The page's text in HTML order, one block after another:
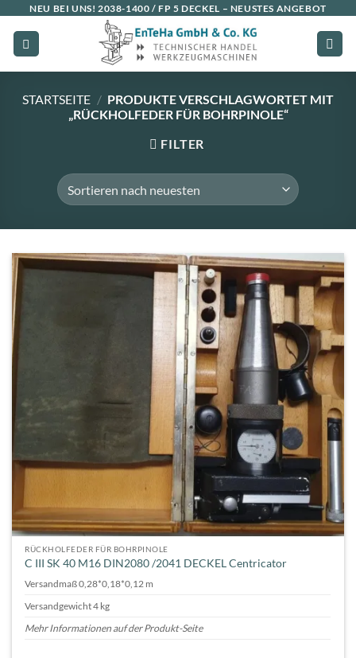
Inhalt
springen
NEU BEI UNS! 2038-1400 / FP 5 DECKEL – NEUSTES ANGEBOT
STARTSEITE / PRODUKTE VERSCHLAGWORTET MIT
„RÜCKHOLFEDER FÜR BOHRPINOLE“
FILTER
RÜCKHOLFEDER FÜR BOHRPINOLE
C III SK 40 M16 DIN2080 /2041 DECKEL Centricator
Versandmaß 0,28*0,18*0,12 m
Versandgewicht 4 kg
Mehr Informationen auf der Produkt-Seite